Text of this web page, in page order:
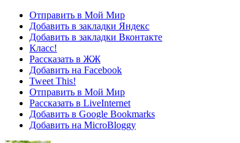
Отправить в Мой Мир
Добавить в закладки Яндекс
Добавить в закладки Вконтакте
Класс!
Рассказать в ЖЖ
Добавить на Facebook
Tweet This!
Отправить в Мой Мир
Рассказать в LiveInternet
Добавить в Google Bookmarks
Добавить на MicroBloggy